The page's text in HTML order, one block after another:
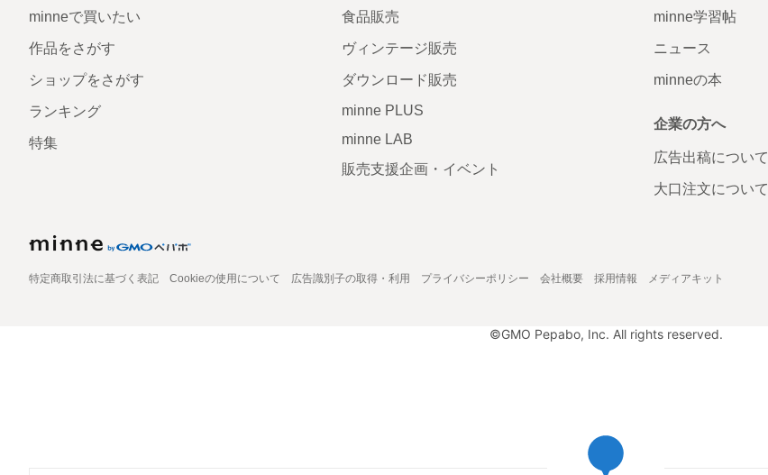
minneで買いたい
作品をさがす
ショップをさがす
ランキング
特集
食品販売
ヴィンテージ販売
ダウンロード販売
minne PLUS
minne LAB
販売支援企画・イベント
minne学習帖
ニュース
minneの本
企業の方へ
広告出稿について
大口注文について
特定商取引法に基づく表記 Cookieの使用について 広告識別子の取得・利用 プライバシーポリシー 会社概要 採用情報 メディアキット
©GMO Pepabo, Inc. All rights reserved.